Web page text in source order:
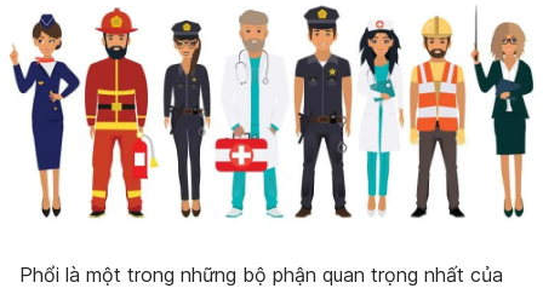
Phổi là một trong những bộ phận quan trọng nhất của